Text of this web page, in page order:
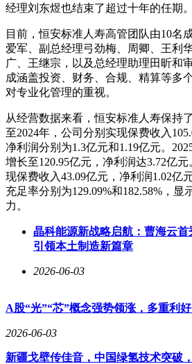
经理刘东煜也结束了超过十年的任期。
目前，恒安标准人寿高管团队由10名
爱军、副总经理弓劲梅、周卿、王利
广、王继宗，以及总经理助理田昕和
成涵盖投资、财务、合规、精算等多
对专业化管理的重视。
从经营数据来看，恒安标准人寿保持
至2024年，公司分别实现保费收入
净利润分别为1.3亿元和1.19亿元。
增长至120.95亿元，净利润达3.72亿
现保费收入43.09亿元，净利润1.02亿
充足率分别为129.09%和182.58%，
力。
晶科能源新战略启航：曹海云首
引领本土制造新篇章
2026-06-03
A股“光”“芯”概念强势领涨，多重利
2026-06-03
新疆戈壁传佳音，中国绿氢技术突破